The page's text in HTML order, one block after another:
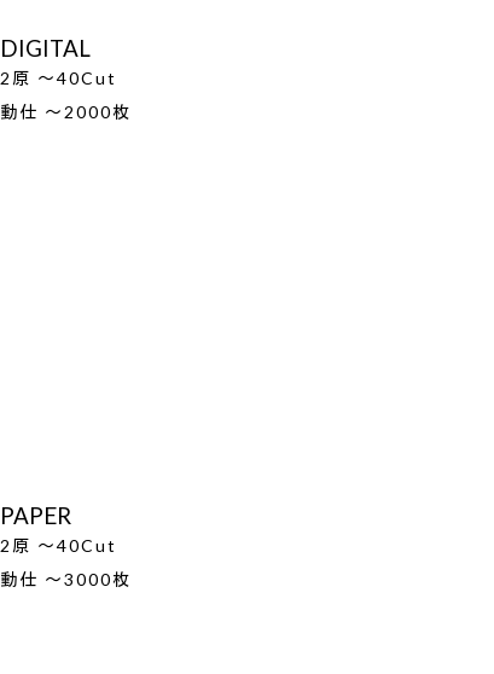
DIGITAL
2原 ～40Cut
動仕 ～2000枚
PAPER
2原 ～40Cut
動仕 ～3000枚